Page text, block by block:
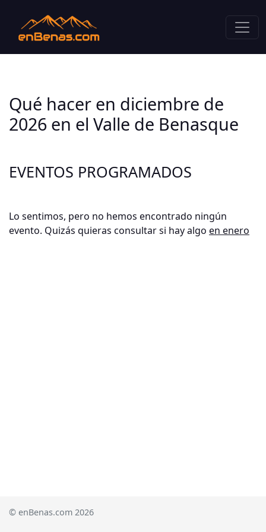
Qué hacer en diciembre de
2026 en el Valle de Benasque
EVENTOS PROGRAMADOS
Lo sentimos, pero no hemos encontrado ningún
evento. Quizás quieras consultar si hay algo en enero
© enBenas.com 2026